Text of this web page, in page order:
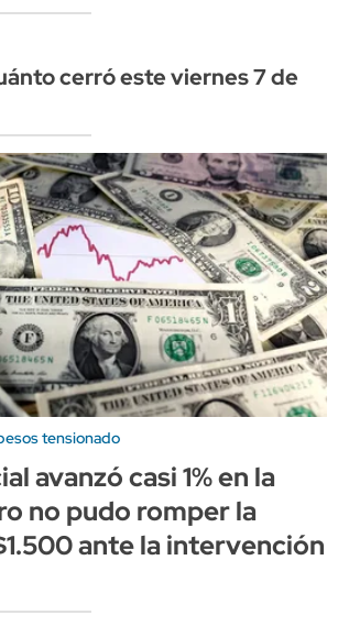
cerró este viernes 7 de
tensionado
avanzó casi 1% en la
no pudo romper la
ante la intervención